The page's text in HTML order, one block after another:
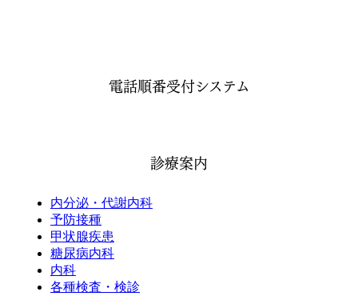
電話順番受付システム
診療案内
内分泌・代謝内科
予防接種
甲状腺疾患
糖尿病内科
内科
各種検査・検診